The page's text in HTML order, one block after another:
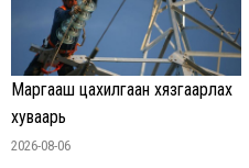
Маргааш цахилгаан хязгаарлах
хуваарь
2026-08-06